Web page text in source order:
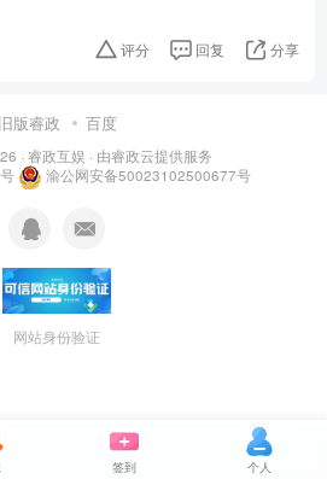
评分 回复 分享
旧版睿政 百度
· 睿政互娱 · 由睿政云提供服务
渝公网安备50023102500677号
网站身份验证
签到 个人